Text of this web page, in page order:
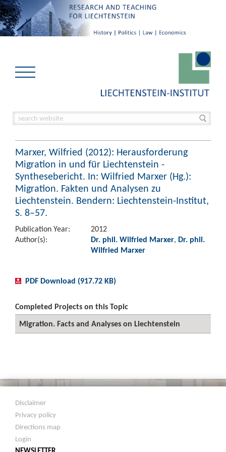
Marxer, Wilfried (2012): Herausforderung
Migration in und für Liechtenstein -
Synthesebericht. In: Wilfried Marxer (Hg.):
Migration. Fakten und Analysen zu
Liechtenstein. Bendern: Liechtenstein-Institut,
S. 8–57.
Publication Year:
2012
Author(s):
Dr. phil. Wilfried Marxer, Dr. phil.
Wilfried Marxer
PDF Download (917.72 KB)
Completed Projects on this Topic
Migration. Facts and Analyses on Liechtenstein
Disclaimer
Privacy policy
Directions map
Login